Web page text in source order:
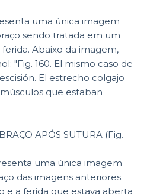
uma única imagem
sendo tratada em um
Abaixo da imagem,
de
El estrecho colgajo
que estaban
APÓS SUTURA (Fig.
uma única imagem
das imagens anteriores.
e a ferida que estava aberta